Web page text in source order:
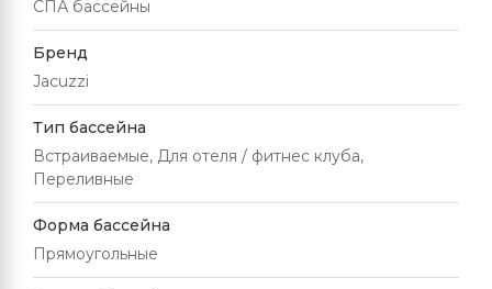
СПА бассейны
Бренд
Jacuzzi
Тип бассейна
Встраиваемые, Для отеля / фитнес клуба,
Переливные
Форма бассейна
Прямоугольные